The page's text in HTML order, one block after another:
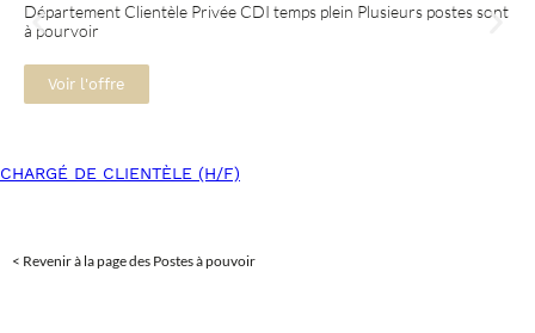
Département Clientèle Privée CDI temps plein Plusieurs postes sont
à pourvoir
Voir l'offre
CHARGÉ DE CLIENTÈLE (H/F)
< Revenir à la page des Postes à pouvoir